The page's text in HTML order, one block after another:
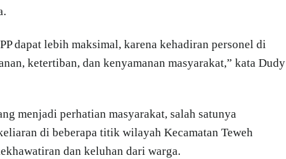
dapat lebih maksimal, karena kehadiran personel di
ketertiban, dan kenyamanan masyarakat,” kata Dudy
menjadi perhatian masyarakat, salah satunya
di beberapa titik wilayah Kecamatan Teweh
dan keluhan dari warga.